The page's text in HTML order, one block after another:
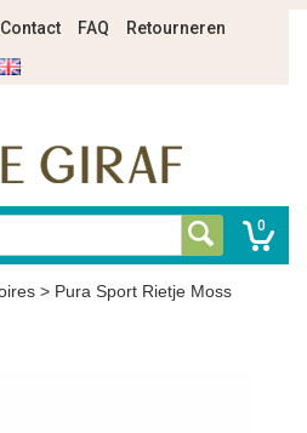
Contact FAQ
Retourneren
0
> Pura Sport Rietje Moss